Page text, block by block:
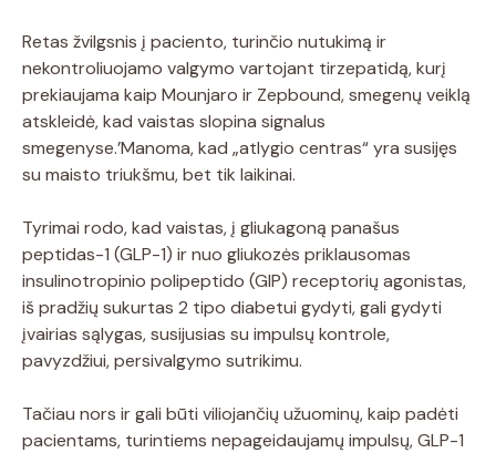
Retas žvilgsnis į paciento, turinčio nutukimą ir
nekontroliuojamo valgymo vartojant tirzepatidą, kurį
prekiaujama kaip Mounjaro ir Zepbound, smegenų veiklą
atskleidė, kad vaistas slopina signalus
smegenyse.’Manoma, kad „atlygio centras“ yra susijęs
su maisto triukšmu, bet tik laikinai.
Tyrimai rodo, kad vaistas, į gliukagoną panašus
peptidas-1 (GLP-1) ir nuo gliukozės priklausomas
insulinotropinio polipeptido (GIP) receptorių agonistas,
iš pradžių sukurtas 2 tipo diabetui gydyti, gali gydyti
įvairias sąlygas, susijusias su impulsų kontrole,
pavyzdžiui, persivalgymo sutrikimu.
Tačiau nors ir gali būti viliojančių užuominų, kaip padėti
pacientams, turintiems nepageidaujamų impulsų, GLP-1